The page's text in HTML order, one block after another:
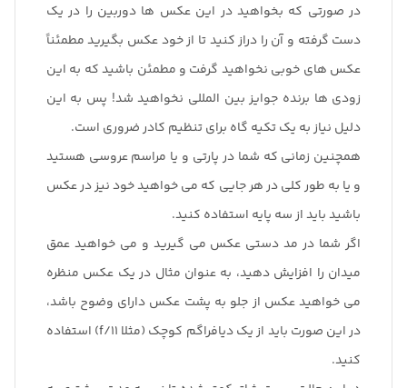
در صورتی که بخواهید در این عکس ها دوربین را در یک
دست گرفته و آن را دراز کنید تا از خود عکس بگیرید مطمئناً
عکس های خوبی نخواهید گرفت و مطمئن باشید که به این
زودی ها برنده جوایز بین المللی نخواهید شد! پس به این
دلیل نیاز به یک تکیه گاه برای تنظیم کادر ضروری است.
همچنین زمانی که شما در پارتی و یا مراسم عروسی هستید
و یا به طور کلی در هر جایی که می خواهید خود نیز در عکس
باشید باید از سه پایه استفاده کنید.
اگر شما در مد دستی عکس می گیرید و می خواهید عمق
میدان را افزایش دهید، به عنوان مثال در یک عکس منظره
می خواهید عکس از جلو به پشت عکس دارای وضوح باشد،
در این صورت باید از یک دیافراگم کوچک (مثلا f/11) استفاده
کنید.